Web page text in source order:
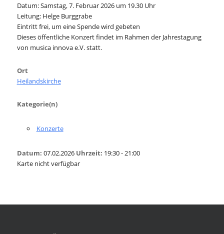
Datum: Samstag, 7. Februar 2026 um 19.30 Uhr
Leitung: Helge Burggrabe
Eintritt frei, um eine Spende wird gebeten
Dieses öffentliche Konzert findet im Rahmen der Jahrestagung
von musica innova e.V. statt.
Ort
Heilandskirche
Kategorie(n)
Konzerte
Datum: 07.02.2026 Uhrzeit: 19:30 - 21:00
Karte nicht verfügbar